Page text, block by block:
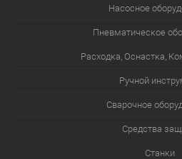
Насосное
Пневматическое
Расходка, Оснастка,
Ручной
Сварочное
Средства
Станки